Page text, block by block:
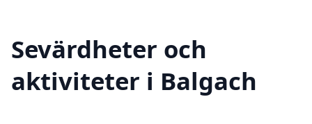
Sevärdheter och
aktiviteter i Balgach